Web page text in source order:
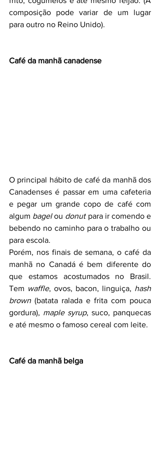
composição pode variar de um lugar
para outro no Reino Unido).
Café da manhã canadense
O principal hábito de café da manhã dos
Canadenses é passar em uma cafeteria
e pegar um grande copo de café com
algum bagel ou donut para ir comendo e
bebendo no caminho para o trabalho ou
para escola.
Porém, nos finais de semana, o café da
manhã no Canadá é bem diferente do
que estamos acostumados no Brasil.
Tem waffle, ovos, bacon, linguiça, hash
brown (batata ralada e frita com pouca
gordura), maple syrup, suco, panquecas
e até mesmo o famoso cereal com leite.
Café da manhã belga